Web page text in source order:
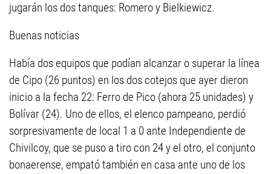
jugarán los dos tanques: Romero y Bielkiewicz.
Buenas noticias
Había dos equipos que podían alcanzar o superar la línea
de Cipo (26 puntos) en los dos cotejos que ayer dieron
inicio a la fecha 22: Ferro de Pico (ahora 25 unidades) y
Bolívar (24). Uno de ellos, el elenco pampeano, perdió
sorpresivamente de local 1 a 0 ante Independiente de
Chivilcoy, que se puso a tiro con 24 y el otro, el conjunto
bonaerense, empató también en casa ante uno de los